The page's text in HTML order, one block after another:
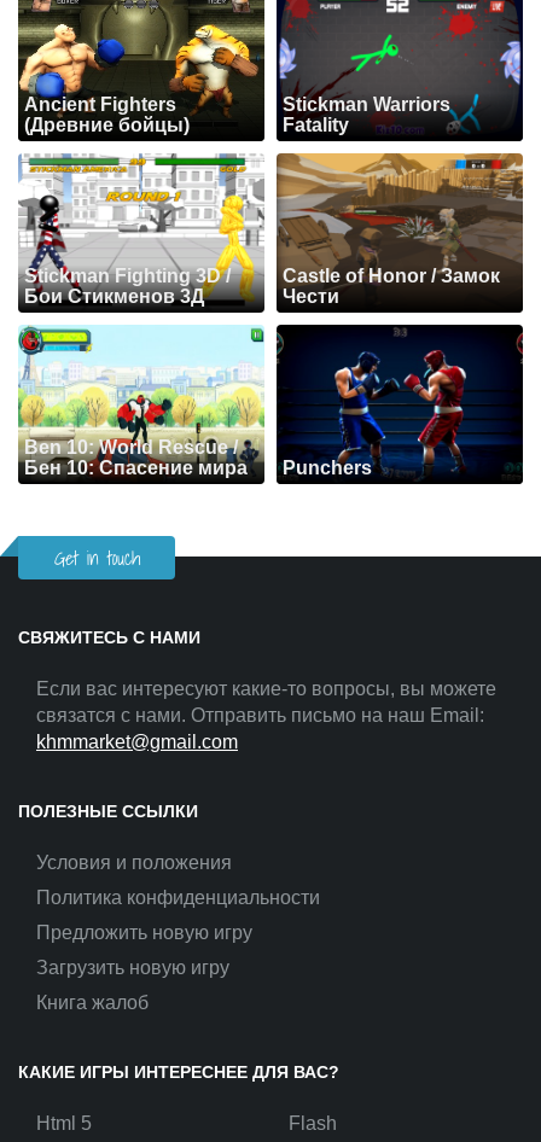
Ancient Fighters
(Древние бойцы)
Stickman Warriors
Fatality
Stickman Fighting 3D /
Бои Стикменов 3Д
Castle of Honor / Замок
Чести
Ben 10: World Rescue /
Бен 10: Спасение мира
Punchers
Get in touch
СВЯЖИТЕСЬ С НАМИ
Если вас интересуют какие-то вопросы, вы можете
связатся с нами. Отправить письмо на наш Email:
khmmarket@gmail.com
ПОЛЕЗНЫЕ ССЫЛКИ
Условия и положения
Политика конфиденциальности
Предложить новую игру
Загрузить новую игру
Книга жалоб
КАКИЕ ИГРЫ ИНТЕРЕСНЕЕ ДЛЯ ВАС?
Html 5
Flash